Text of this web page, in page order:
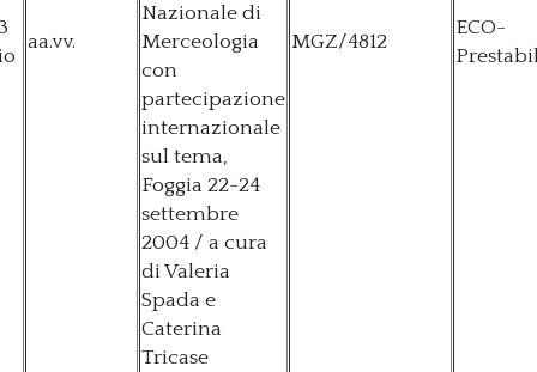
aa.vv.
Nazionale di
Merceologia
con
partecipazione
internazionale
sul tema,
Foggia 22-24
settembre
2004 / a cura
di Valeria
Spada e
Caterina
Tricase
MGZ/4812
ECO-